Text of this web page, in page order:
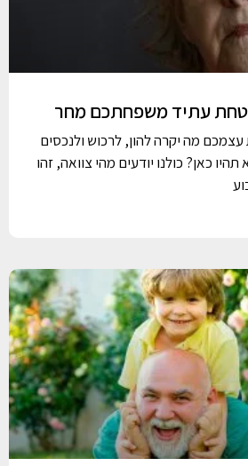
עתיד משפחתכם מחר
מה יקרה להון, לרכוש ולנכסים
כאן? כולנו יודעים מהי צוואה, זהו